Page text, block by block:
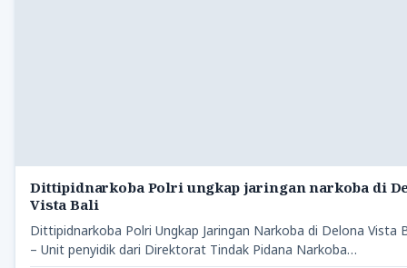
Dittipidnarkoba Polri ungkap jaringan narkoba di
Vista Bali
Dittipidnarkoba Polri Ungkap Jaringan Narkoba di Delona Vista
– Unit penyidik dari Direktorat Tindak Pidana Narkoba…